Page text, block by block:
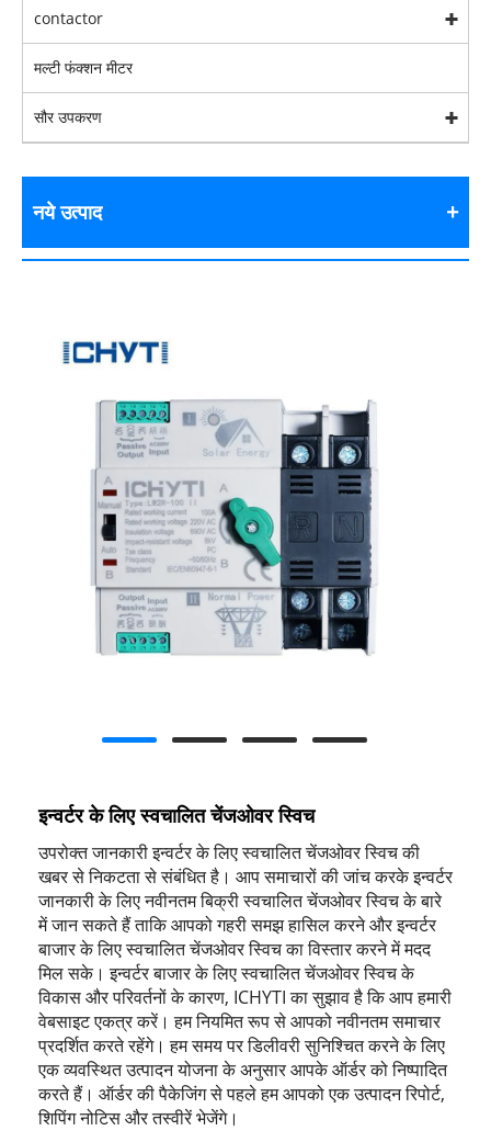
contactor
मल्टी फंक्शन मीटर
सौर उपकरण
नये उत्पाद
इन्वर्टर के लिए स्वचालित चेंजओवर स्विच
उपरोक्त जानकारी इन्वर्टर के लिए स्वचालित चेंजओवर स्विच की
खबर से निकटता से संबंधित है। आप समाचारों की जांच करके इन्वर्टर
जानकारी के लिए नवीनतम बिक्री स्वचालित चेंजओवर स्विच के बारे
में जान सकते हैं ताकि आपको गहरी समझ हासिल करने और इन्वर्टर
बाजार के लिए स्वचालित चेंजओवर स्विच का विस्तार करने में मदद
मिल सके। इन्वर्टर बाजार के लिए स्वचालित चेंजओवर स्विच के
विकास और परिवर्तनों के कारण, ICHYTI का सुझाव है कि आप हमारी
वेबसाइट एकत्र करें। हम नियमित रूप से आपको नवीनतम समाचार
प्रदर्शित करते रहेंगे। हम समय पर डिलीवरी सुनिश्चित करने के लिए
एक व्यवस्थित उत्पादन योजना के अनुसार आपके ऑर्डर को निष्पादित
करते हैं। ऑर्डर की पैकेजिंग से पहले हम आपको एक उत्पादन रिपोर्ट,
शिपिंग नोटिस और तस्वीरें भेजेंगे।